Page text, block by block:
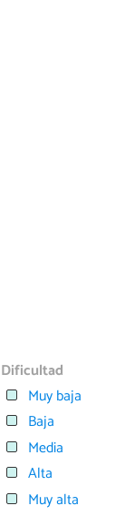
Dificultad
Muy baja
Baja
Media
Alta
Muy alta